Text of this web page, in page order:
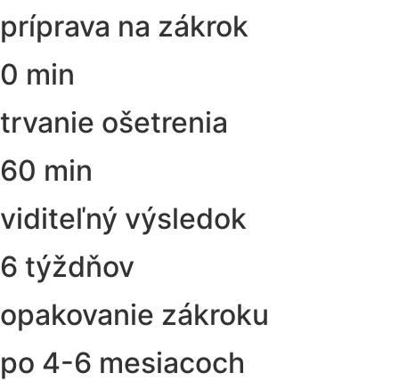
príprava na zákrok
0 min
trvanie ošetrenia
60 min
viditeľný výsledok
6 týždňov
opakovanie zákroku
po 4-6 mesiacoch